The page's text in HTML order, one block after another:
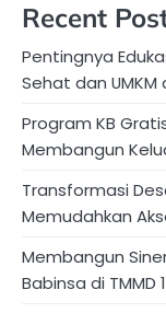
Recent
Pentingnya
Sehat dan
Program KB
Membangun
Transformasi
Memudahkan
Membangun
Babinsa di TMMD